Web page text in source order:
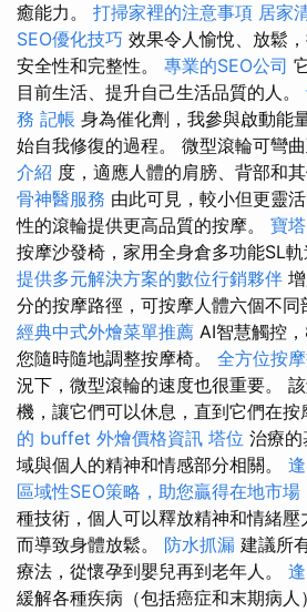
癒能力。 打掃家裡的注意事項 居家
SEO優化技巧 效果令人愉悅、放鬆
安全性和完整性。 專業的SEO公司
目前生活、提升自己生活品質的人。
務 記帳 身為催化劑，我參與啟動能
始自我修復的過程。 微型滾輪可彎
介紹 度，適應人體的肩膀、背部和
骨神醫服務 由此可見，較小但更靈
性的滾輪提供更高品質的按摩。 寶塔
按摩沙發椅，家用全身倉多功能SL軌
提供多元解決方案的數位行銷夥伴
分的按摩路徑，可按摩人體六個不同
經典中式外燴菜單推薦 AI智慧觸控
您隨時隨地調整按摩椅。 全方位按
況下，微型滾輪的速度也很重要。
機，讓它們可以休息，直到它們在按
的 buffet 外燴價格資訊 塔位 治療的
域與個人的精神和情感部分相關。
區域性SEO策略，助您贏得在地市場
種技術，個人可以釋放精神和情緒
而導致身體放鬆。 防水抓漏 建議所
療法，從懷孕到嬰兒再到老年人。
緩解各種疾病（包括癌症和末期病人